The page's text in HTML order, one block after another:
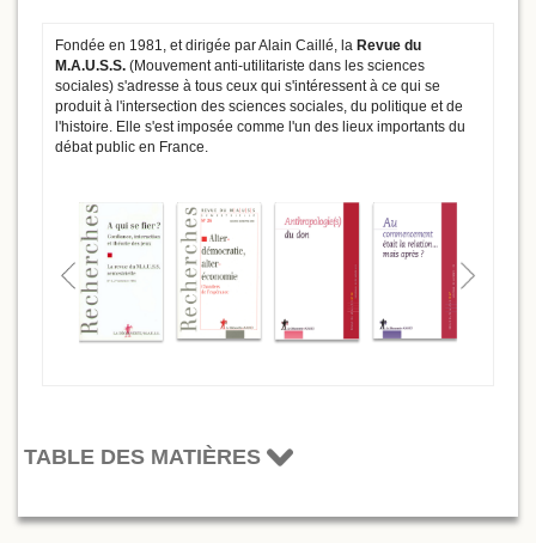
Fondée en 1981, et dirigée par Alain Caillé, la Revue du
M.A.U.S.S. (Mouvement anti-utilitariste dans les sciences
sociales) s'adresse à tous ceux qui s'intéressent à ce qui se
produit à l'intersection des sciences sociales, du politique et de
l'histoire. Elle s'est imposée comme l'un des lieux importants du
débat public en France.
TABLE DES MATIÈRES